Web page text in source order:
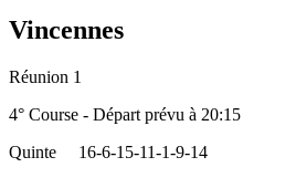
Vincennes
Réunion 1
4° Course - Départ prévu à 20:15
Quinte
16-6-15-11-1-9-14